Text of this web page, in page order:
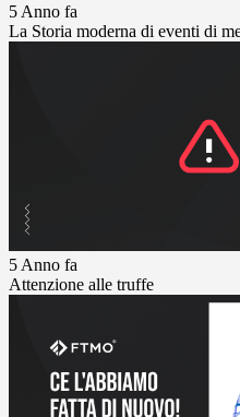
5 Anno fa
La Storia moderna di eventi di
5 Anno fa
Attenzione alle truffe